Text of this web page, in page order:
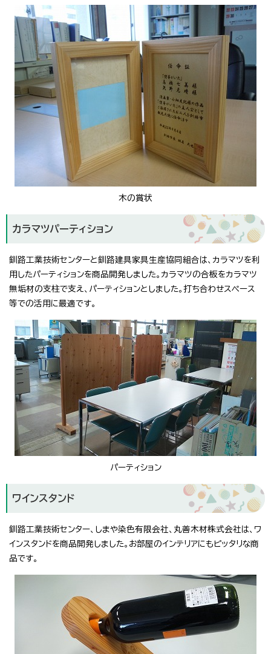
木の賞状
カラマツパーティション
釧路工業技術センターと釧路建具家具生産協同組合は、カラマツを利
用したパーティションを商品開発しました。カラマツの合板をカラマツ
無垢材の支柱で支え、パーティションとしました。打ち合わせスペース
等での活用に最適です。
パーティション
ワインスタンド
釧路工業技術センター、しまや染色有限会社、丸善木材株式会社は、ワ
インスタンドを商品開発しました。お部屋のインテリアにもピッタリな商
品です。